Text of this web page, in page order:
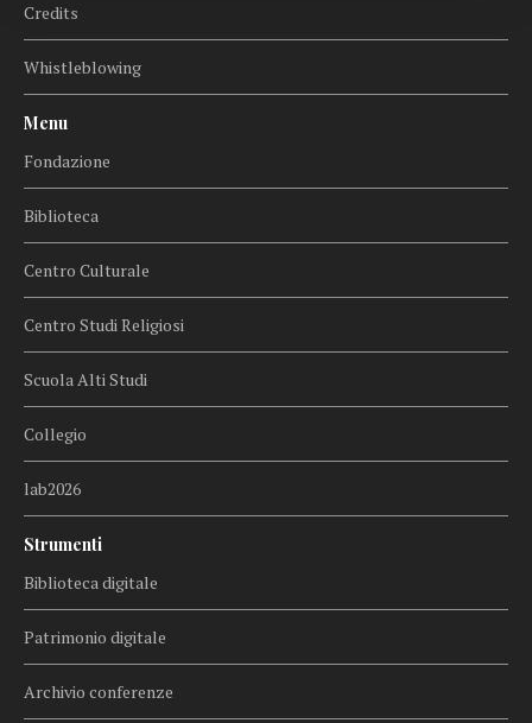
Credits
Whistleblowing
Menu
Fondazione
Biblioteca
Centro Culturale
Centro Studi Religiosi
Scuola Alti Studi
Collegio
lab2026
Strumenti
Biblioteca digitale
Patrimonio digitale
Archivio conferenze